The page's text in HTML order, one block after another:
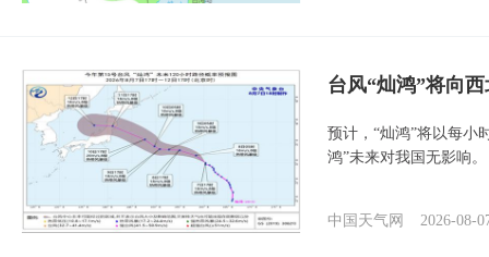
台风“灿鸿”将向
预计，“灿鸿”将以每小
鸿”未来对我国无影响。
中国天气网 2026-08-